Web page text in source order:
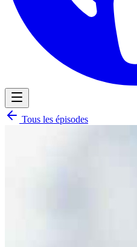
Tous les épisodes